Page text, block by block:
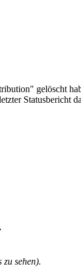
gelöscht
Statusbericht
sehen).